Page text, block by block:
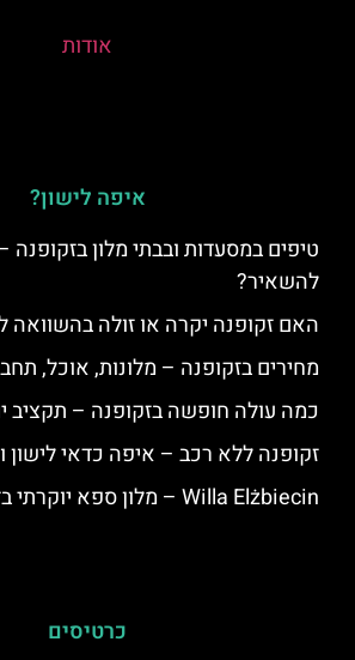
אודות
איפה לישון?
טיפים במסעדות ובבתי מלון בזקופנה
להשאיר?
האם זקופנה יקרה או זולה בהשוואה
מחירים בזקופנה – מלונות, אוכל,
כמה עולה חופשה בזקופנה – תקציב
זקופנה ללא רכב – איפה כדאי לישון
Willa Elżbiecin – מלון ספא יוקרתי בזאקופנה
כרטיסים